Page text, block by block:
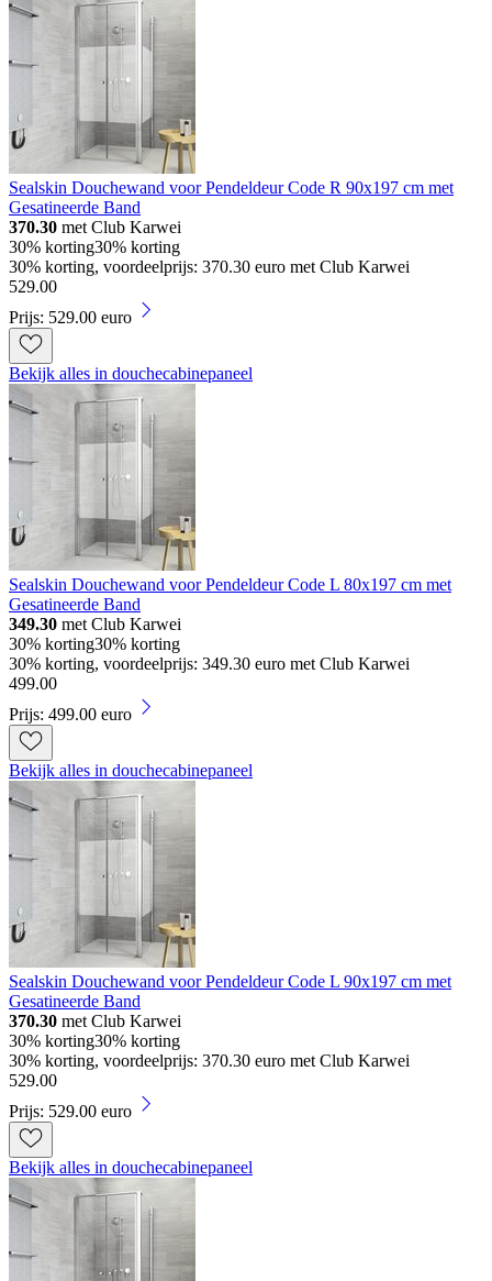
Sealskin Douchewand voor Pendeldeur Code R 90x197 cm met
Gesatineerde Band
370.30 met Club Karwei
30% korting30% korting
30% korting, voordeelprijs: 370.30 euro met Club Karwei
529.00
Prijs: 529.00 euro
Bekijk alles in douchecabinepaneel
Sealskin Douchewand voor Pendeldeur Code L 80x197 cm met
Gesatineerde Band
349.30 met Club Karwei
30% korting30% korting
30% korting, voordeelprijs: 349.30 euro met Club Karwei
499.00
Prijs: 499.00 euro
Bekijk alles in douchecabinepaneel
Sealskin Douchewand voor Pendeldeur Code L 90x197 cm met
Gesatineerde Band
370.30 met Club Karwei
30% korting30% korting
30% korting, voordeelprijs: 370.30 euro met Club Karwei
529.00
Prijs: 529.00 euro
Bekijk alles in douchecabinepaneel